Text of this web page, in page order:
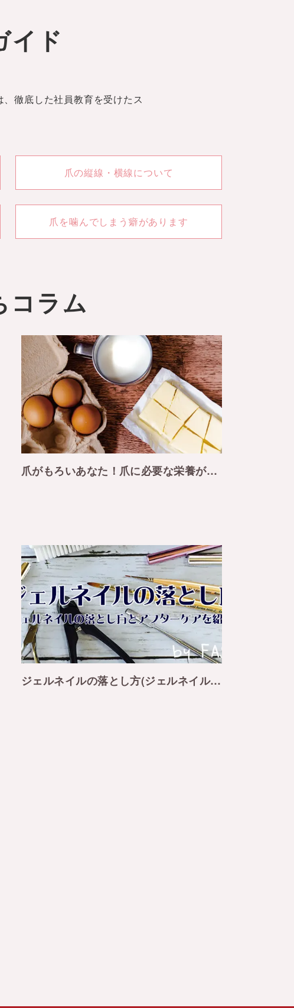
イド
徹底した社員教育を受けたス
爪の縦線・横線について
爪を噛んでしまう癖があります
コラム
爪がもろいあなた！爪に必要な栄養が足りてない！ ？
ジェルネイルの落とし方(ジェルネイルオフ)とアフターケアについて